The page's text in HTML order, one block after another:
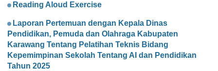
Reading Aloud Exercise
Laporan Pertemuan dengan Kepala Dinas
Pendidikan, Pemuda dan Olahraga Kabupaten
Karawang Tentang Pelatihan Teknis Bidang
Kepemimpinan Sekolah Tentang AI dan Pendidikan
Tahun 2025